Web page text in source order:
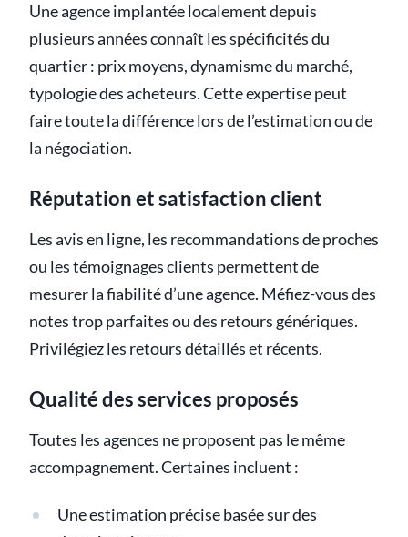
Une agence implantée localement depuis
plusieurs années connaît les spécificités du
quartier : prix moyens, dynamisme du marché,
typologie des acheteurs. Cette expertise peut
faire toute la différence lors de l’estimation ou de
la négociation.
Réputation et satisfaction client
Les avis en ligne, les recommandations de proches
ou les témoignages clients permettent de
mesurer la fiabilité d’une agence. Méfiez-vous des
notes trop parfaites ou des retours génériques.
Privilégiez les retours détaillés et récents.
Qualité des services proposés
Toutes les agences ne proposent pas le même
accompagnement. Certaines incluent :
Une estimation précise basée sur des